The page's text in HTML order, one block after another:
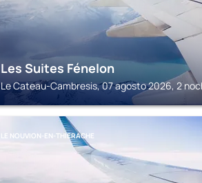
Les Suites Fénelon
Le Cateau-Cambresis, 07 agosto 2026, 2
LE NOUVION-EN-THIERACHE